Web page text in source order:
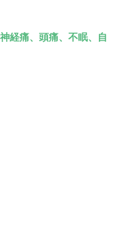
経痛、頭痛、不眠、自